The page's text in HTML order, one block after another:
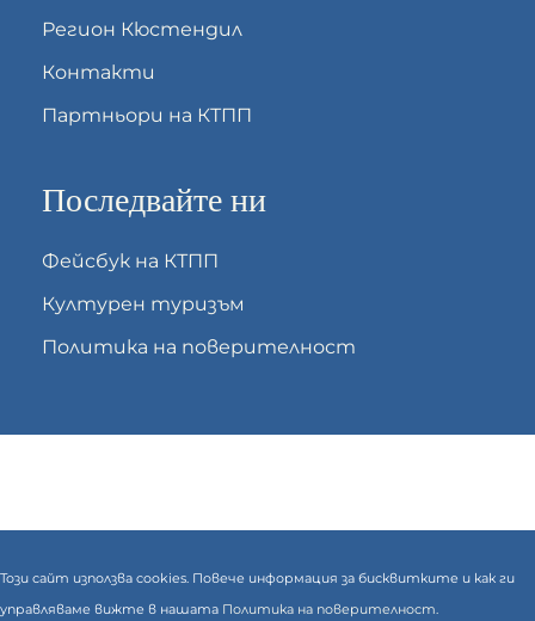
Регион Кюстендил
Контакти
Партньори на КТПП
Последвайте ни
Фейсбук на КТПП
Културен туризъм
Политика на поверителност
Този сайт използва cookies. Повече информация за бисквитките и как ги
управляваме вижте в нашата Политика на поверителност.